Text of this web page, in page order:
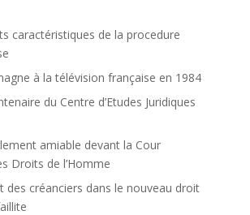
caractéristiques de la procedure
à la télévision française en 1984
du Centre d’Etudes Juridiques
amiable devant la Cour
Droits de l’Homme
des créanciers dans le nouveau droit